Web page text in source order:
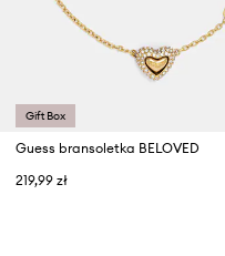
Gift Box
Guess bransoletka BELOVED
219,99 zł